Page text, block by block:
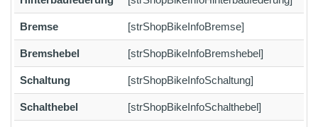
Bremse [strShopBikeInfoBremse]
Bremshebel [strShopBikeInfoBremshebel]
Schaltung [strShopBikeInfoSchaltung]
Schalthebel [strShopBikeInfoSchalthebel]